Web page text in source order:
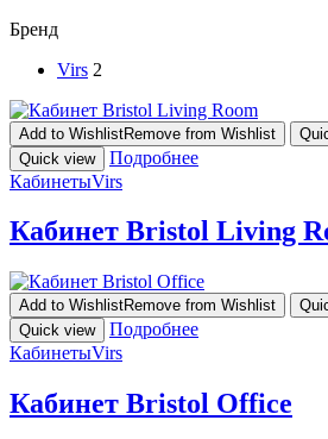
Бренд
Virs 2
Add to WishlistRemove from Wishlist
Quick view
Подробнее
КабинетыVirs
Кабинет Bristol Living
Add to WishlistRemove from Wishlist
Quick view
Подробнее
КабинетыVirs
Кабинет Bristol Office